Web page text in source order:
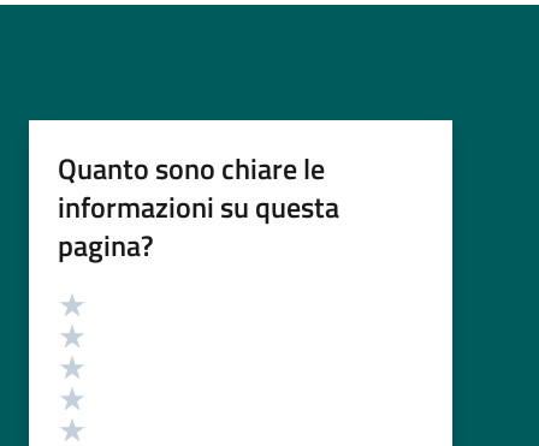
Quanto sono chiare le
informazioni su questa
pagina?
Valutazione